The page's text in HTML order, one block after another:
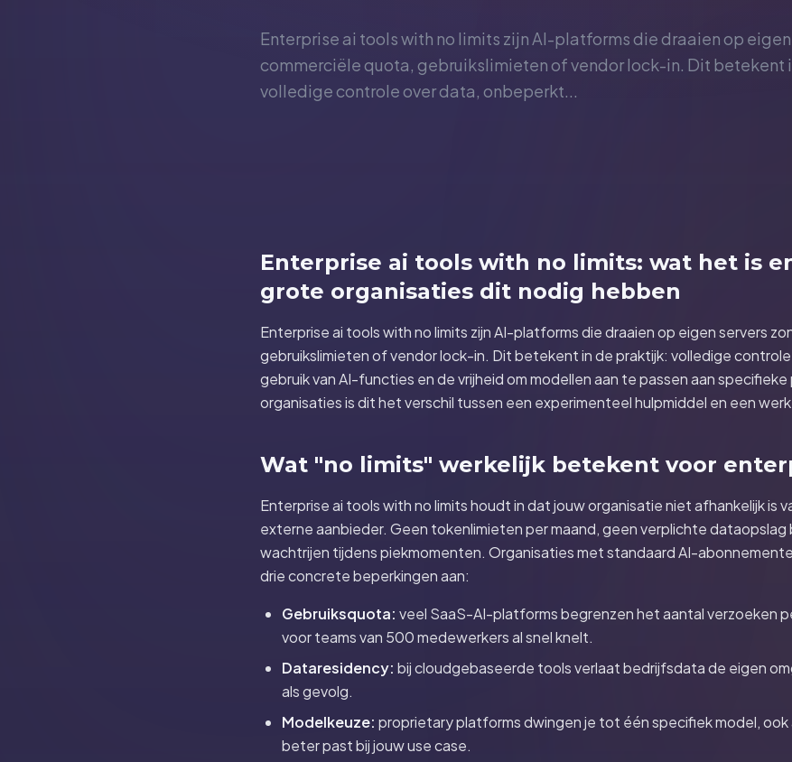
Enterprise ai tools with no limits zijn AI-platforms die draaien op
commerciële quota, gebruikslimieten of vendor lock-in. Dit betekent
volledige controle over data, onbeperkt...
Enterprise ai tools with no limits: wat het is
grote organisaties dit nodig hebben
Enterprise ai tools with no limits zijn AI-platforms die draaien op eigen servers
gebruikslimieten of vendor lock-in. Dit betekent in de praktijk: volledige
gebruik van AI-functies en de vrijheid om modellen aan te passen aan
organisaties is dit het verschil tussen een experimenteel hulpmiddel en een
Wat "no limits" werkelijk betekent voor
Enterprise ai tools with no limits houdt in dat jouw organisatie niet afhankelijk is
externe aanbieder. Geen tokenlimieten per maand, geen verplichte dataopslag
wachtrijen tijdens piekmomenten. Organisaties met standaard AI-
drie concrete beperkingen aan:
Gebruiksquota: veel SaaS-AI-platforms begrenzen het aantal verzoeken
voor teams van 500 medewerkers al snel knelt.
Dataresidency: bij cloudgebaseerde tools verlaat bedrijfsdata de eigen
als gevolg.
Modelkeuze: proprietary platforms dwingen je tot één specifiek model, ook
beter past bij jouw use case.